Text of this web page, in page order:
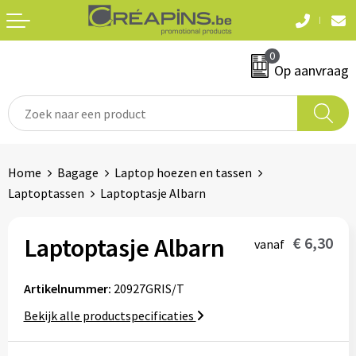
0
Op aanvraag
T-shirts
Sweaters en hoodies
Jassen
Hemden
Automerken
Eten & drinken
Snoepgoed
Home Bagage
Laptop hoezen en tassen
Laptoptassen
Laptoptasje Albarn
Laptoptasje Albarn vanaf € 6,30
Artikelnummer: 20927GRIS/T
Bekijk alle productspecificaties